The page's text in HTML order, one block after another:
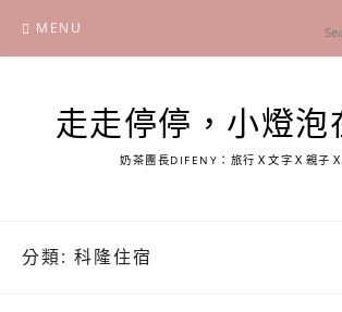
content
MENU
走走停停，小燈泡
奶茶團長DIFENY：旅行Ｘ文字Ｘ親子
分類: 科隆住宿